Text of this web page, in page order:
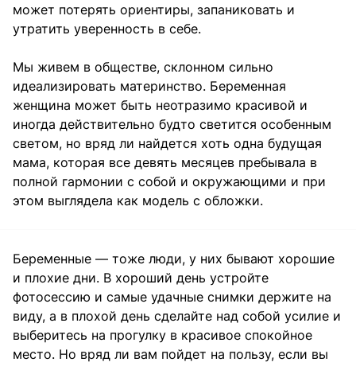
может потерять ориентиры, запаниковать и
утратить уверенность в себе.
Мы живем в обществе, склонном сильно
идеализировать материнство. Беременная
женщина может быть неотразимо красивой и
иногда действительно будто светится особенным
светом, но вряд ли найдется хоть одна будущая
мама, которая все девять месяцев пребывала в
полной гармонии с собой и окружающими и при
этом выглядела как модель с обложки.
Беременные — тоже люди, у них бывают хорошие
и плохие дни. В хороший день устройте
фотосессию и самые удачные снимки держите на
виду, а в плохой день сделайте над собой усилие и
выберитесь на прогулку в красивое спокойное
место. Но вряд ли вам пойдет на пользу, если вы